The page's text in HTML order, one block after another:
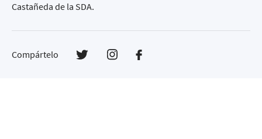
Castañeda de la SDA.
Compártelo